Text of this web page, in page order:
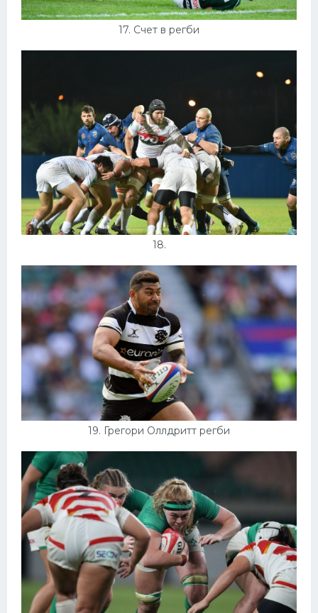
17. Счет в регби
18.
19. Грегори Оллдритт регби